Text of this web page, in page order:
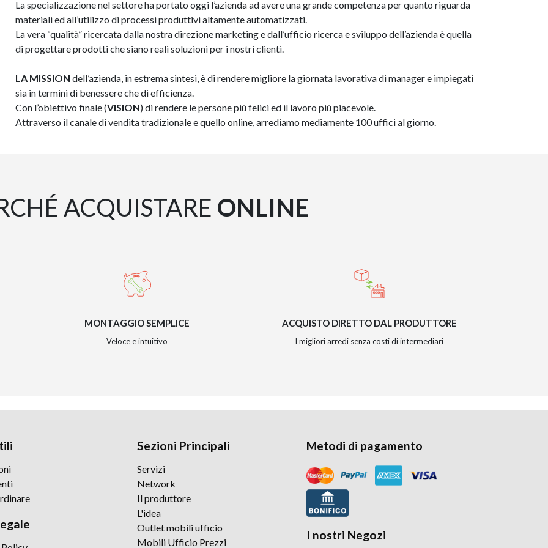
La specializzazione nel settore ha portato oggi l’azienda ad avere una grande competenza per quanto riguarda
materiali ed all’utilizzo di processi produttivi altamente automatizzati.
La vera “qualità” ricercata dalla nostra direzione marketing e dall’ufficio ricerca e sviluppo dell’azienda è quella
di progettare prodotti che siano reali soluzioni per i nostri clienti.
LA MISSION dell’azienda, in estrema sintesi, è di rendere migliore la giornata lavorativa di manager e impiegati
sia in termini di benessere che di efficienza.
Con l’obiettivo finale (VISION) di rendere le persone più felici ed il lavoro più piacevole.
Attraverso il canale di vendita tradizionale e quello online, arrediamo mediamente 100 uffici al giorno.
ACQUISTARE ONLINE
MONTAGGIO SEMPLICE
Veloce e intuitivo
ACQUISTO DIRETTO DAL PRODUTTORE
I migliori arredi senza costi di intermediari
Sezioni Principali
Servizi
Network
Il produttore
L'idea
Outlet mobili ufficio
Mobili Ufficio Prezzi
Metodi di pagamento
I nostri Negozi